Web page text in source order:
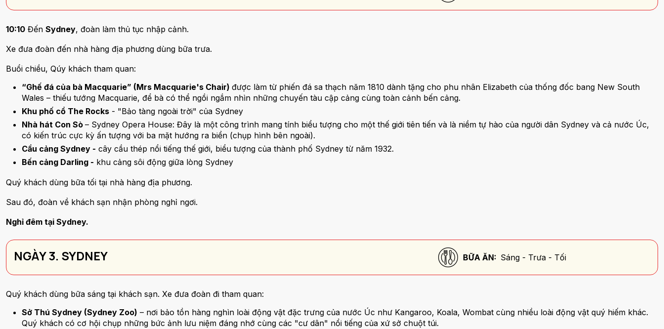
10:10 Đến Sydney, đoàn làm thủ tục nhập cảnh.
Xe đưa đoàn đến nhà hàng địa phương dùng bữa trưa.
Buổi chiều, Qúy khách tham quan:
“Ghế đá của bà Macquarie” (Mrs Macquarie's Chair) được làm từ phiến đá sa thạch năm 1810 dành tặng cho phu nhân Elizabeth của thống đốc bang New South
Wales – thiếu tướng Macquarie, để bà có thể ngồi ngắm nhìn những chuyến tàu cập cảng cùng toàn cảnh bến cảng.
Khu phố cổ The Rocks - "Bảo tàng ngoài trời" của Sydney
Nhà hát Con Sò – Sydney Opera House: Đây là một công trình mang tính biểu tượng cho một thế giới tiên tiến và là niềm tự hào của người dân Sydney và cả nước Úc,
có kiến trúc cực kỳ ấn tượng với ba mặt hướng ra biển (chụp hình bên ngoài).
Cầu cảng Sydney - cây cầu thép nổi tiếng thế giới, biểu tượng của thành phố Sydney từ năm 1932.
Bến cảng Darling - khu cảng sôi động giữa lòng Sydney
Quý khách dùng bữa tối tại nhà hàng địa phương.
Sau đó, đoàn về khách sạn nhận phòng nghỉ ngơi.
Nghỉ đêm tại Sydney.
NGÀY 3. SYDNEY BỮA ĂN: Sáng - Trưa - Tối
Quý khách dùng bữa sáng tại khách sạn. Xe đưa đoàn đi tham quan:
Sở Thú Sydney (Sydney Zoo) – nơi bảo tồn hàng nghìn loài động vật đặc trưng của nước Úc như Kangaroo, Koala, Wombat cùng nhiều loài động vật quý hiếm khác.
Quý khách có cơ hội chụp những bức ảnh lưu niệm đáng nhớ cùng các "cư dân" nổi tiếng của xứ sở chuột túi.